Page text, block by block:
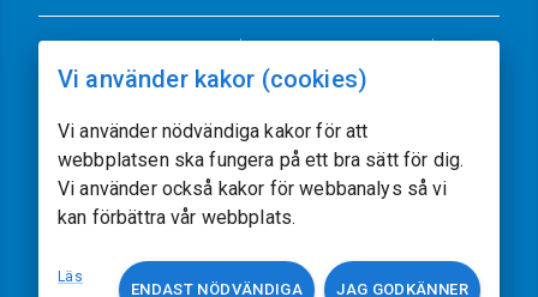
Sajtkarta
Följ oss
Vi använder kakor (cookies)
Vi använder nödvändiga kakor för att
webbplatsen ska fungera på ett bra sätt för dig.
Vi använder också kakor för webbanalys så vi
kan förbättra vår webbplats.
Läs
ENDAST NÖDVÄNDIGA JAG GODKÄNNER